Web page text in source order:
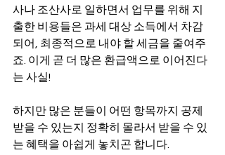
사나 조산사로 일하면서 업무를 위해 지
출한 비용들은 과세 대상 소득에서 차감
되어, 최종적으로 내야 할 세금을 줄여주
죠. 이게 곧 더 많은 환급액으로 이어진다
는 사실!
하지만 많은 분들이 어떤 항목까지 공제
받을 수 있는지 정확히 몰라서 받을 수 있
는 혜택을 아쉽게 놓치곤 합니다.